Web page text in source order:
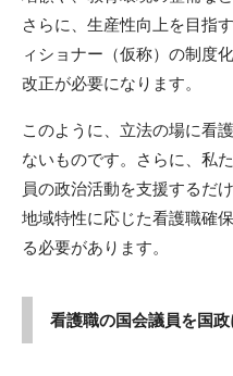
さらに、生産性向上を目指
ィショナー（仮称）の制度
改正が必要になります。
このように、立法の場に看
ないものです。さらに、私
員の政治活動を支援するだ
地域特性に応じた看護職確
る必要があります。
看護職の国会議員を国